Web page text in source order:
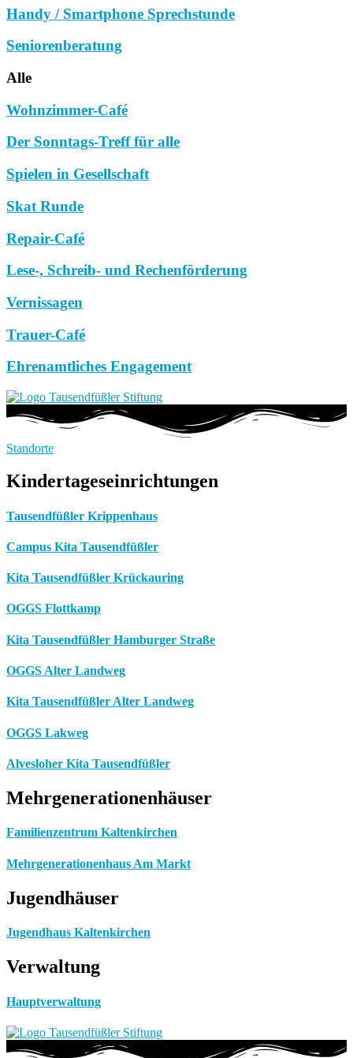
Handy / Smartphone Sprechstunde
Seniorenberatung
Alle
Wohnzimmer-Café
Der Sonntags-Treff für alle
Spielen in Gesellschaft
Skat Runde
Repair-Café
Lese-, Schreib- und Rechenförderung
Vernissagen
Trauer-Café
Ehrenamtliches Engagement
Standorte
Kindertageseinrichtungen
Tausendfüßler Krippenhaus
Campus Kita Tausendfüßler
Kita Tausendfüßler Krückauring
OGGS Flottkamp
Kita Tausendfüßler Hamburger Straße
OGGS Alter Landweg
Kita Tausendfüßler Alter Landweg
OGGS Lakweg
Alvesloher Kita Tausendfüßler
Mehrgenerationenhäuser
Familienzentrum Kaltenkirchen
Mehrgenerationenhaus Am Markt
Jugendhäuser
Jugendhaus Kaltenkirchen
Verwaltung
Hauptverwaltung